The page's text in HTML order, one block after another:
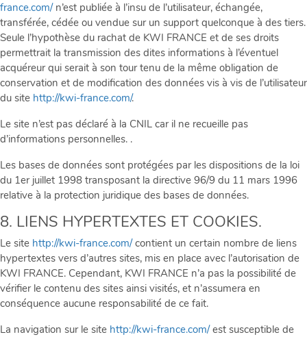
france.com/n’est publiée à l’insu de l’utilisateur, échangée,
transférée, cédée ou vendue sur un support quelconque à des tiers.
Seule l’hypothèse du rachat de KWI FRANCE et de ses droits
permettrait la transmission des dites informations à l’éventuel
acquéreur qui serait à son tour tenu de la même obligation de
conservation et de modification des données vis à vis de l’utilisateur
du site http://kwi-france.com/.
Le site n’est pas déclaré à la CNIL car il ne recueille pas
d’informations personnelles. .
Les bases de données sont protégées par les dispositions de la loi
du 1er juillet 1998 transposant la directive 96/9 du 11 mars 1996
relative à la protection juridique des bases de données.
8. LIENS HYPERTEXTES ET COOKIES.
Le site http://kwi-france.com/contient un certain nombre de liens
hypertextes vers d’autres sites, mis en place avec l’autorisation de
KWI FRANCE. Cependant, KWI FRANCE n’a pas la possibilité de
vérifier le contenu des sites ainsi visités, et n’assumera en
conséquence aucune responsabilité de ce fait.
La navigation sur le site http://kwi-france.com/est susceptible de